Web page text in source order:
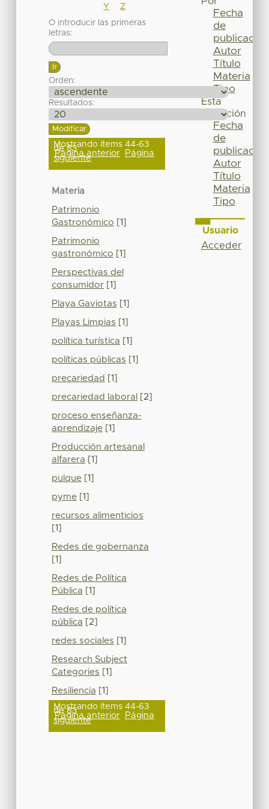
Y
Z
O introducir las primeras
letras:
Orden:
Resultados:
Mostrando ítems 44-63
de 83
Página anterior Página
siguiente
Materia
Patrimonio
Gastronómico [1]
Patrimonio
gastronómico [1]
Perspectivas del
consumidor[1]
Playa Gaviotas [1]
Playas Limpias [1]
política turística [1]
políticas públicas [1]
precariedad [1]
precariedad laboral [2]
proceso enseñanza-
aprendizaje[1]
Producción artesanal
alfarera [1]
pulque[1]
pyme[1]
recursos alimenticios
[1]
Redes de gobernanza
[1]
Redes de Política
Pública [1]
Redes de política
pública [2]
redes sociales [1]
Research Subject
Categories [1]
Resiliencia [1]
Mostrando ítems 44-63
de 83
Página anterior Página
siguiente
Fecha
de
publicación
Autor
Título
Materia
Tipo
Esta
colección
Fecha
de
publicación
Autor
Título
Materia
Tipo
Usuario
Acceder